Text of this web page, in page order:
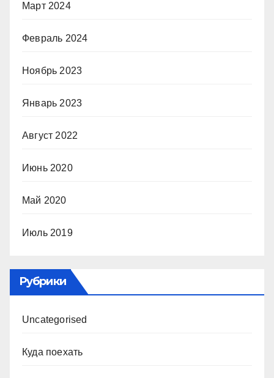
Март 2024
Февраль 2024
Ноябрь 2023
Январь 2023
Август 2022
Июнь 2020
Май 2020
Июль 2019
Рубрики
Uncategorised
Куда поехать